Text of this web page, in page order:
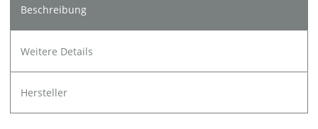
Beschreibung
Weitere Details
Hersteller